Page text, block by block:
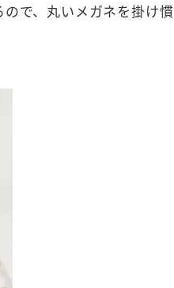
で、丸いメガネを掛け慣